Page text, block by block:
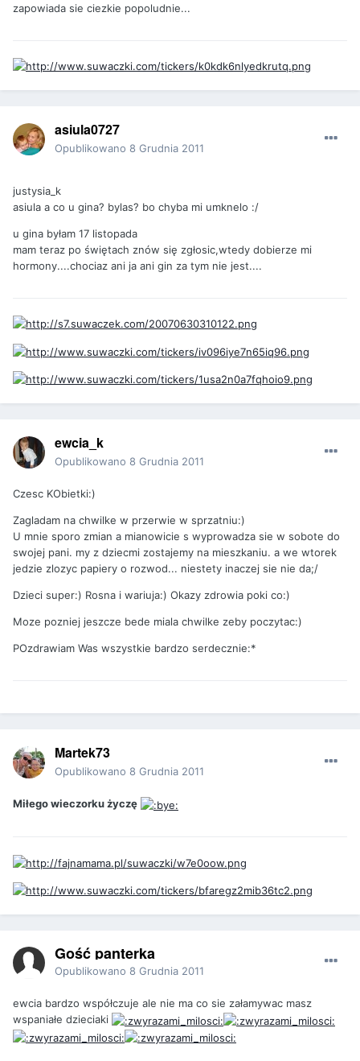
zapowiada sie ciezkie popoludnie...
asiula0727
Opublikowano 8 Grudnia 2011
justysia_k
asiula a co u gina? bylas? bo chyba mi umknelo :/
u gina byłam 17 listopada
mam teraz po świętach znów się zgłosic,wtedy dobierze mi
hormony....chociaz ani ja ani gin za tym nie jest....
ewcia_k
Opublikowano 8 Grudnia 2011
Czesc KObietki:)
Zagladam na chwilke w przerwie w sprzatniu:)
U mnie sporo zmian a mianowicie s wyprowadza sie w sobote do
swojej pani. my z dziecmi zostajemy na mieszkaniu. a we wtorek
jedzie zlozyc papiery o rozwod... niestety inaczej sie nie da;/
Dzieci super:) Rosna i wariuja:) Okazy zdrowia poki co:)
Moze pozniej jeszcze bede miala chwilke zeby poczytac:)
POzdrawiam Was wszystkie bardzo serdecznie:*
Martek73
Opublikowano 8 Grudnia 2011
Miłego wieczorku życzę
Gość panterka
Opublikowano 8 Grudnia 2011
ewcia bardzo współczuje ale nie ma co sie załamywac masz
wspaniałe dzieciaki